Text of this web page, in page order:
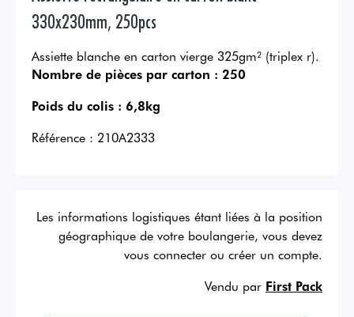
330x230mm, 250pcs
Assiette blanche en carton vierge 325gm² (triplex r).
Nombre de pièces par carton : 250
Poids du colis : 6,8kg
Référence : 210A2333
Les informations logistiques étant liées à la position
géographique de votre boulangerie, vous devez
vous connecter ou créer un compte.
Vendu par First Pack